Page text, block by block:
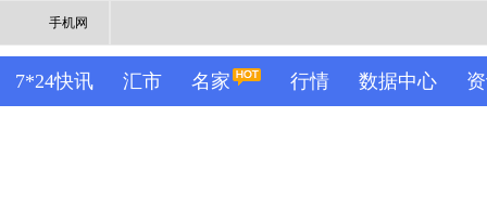
手机网
7*24快讯 汇市 名家 行情 数据中心